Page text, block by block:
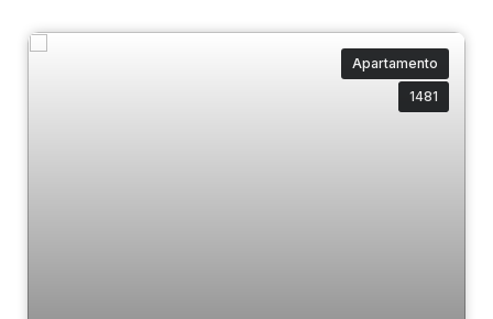
Apartamento
1481